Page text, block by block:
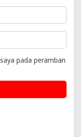
pada peramban